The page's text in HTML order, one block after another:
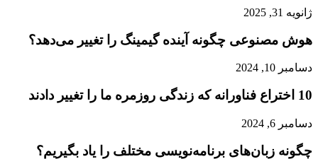
ژانویه 31, 2025
هوش مصنوعی چگونه آینده گیمینگ را تغییر می‌دهد؟
دسامبر 10, 2024
10 اختراع فناورانه که زندگی روزمره ما را تغییر دادند
دسامبر 6, 2024
چگونه زبان‌های برنامه‌نویسی مختلف را یاد بگیریم؟